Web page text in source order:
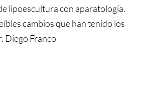
lipoescultura con aparatología.
cambios que han tenido los
Diego Franco